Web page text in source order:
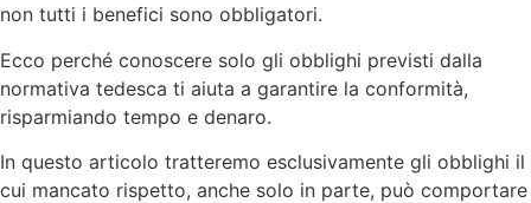
non tutti i benefici sono obbligatori.
Ecco perché conoscere solo gli obblighi previsti dalla
normativa tedesca ti aiuta a garantire la conformità,
risparmiando tempo e denaro.
In questo articolo tratteremo esclusivamente gli obblighi il
cui mancato rispetto, anche solo in parte, può comportare